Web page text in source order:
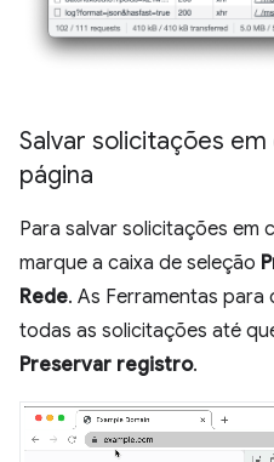
Salvar solicitações
página
Para salvar solicitações em
marque a caixa de seleção
Rede. As Ferramentas para
todas as solicitações até
Preservar registro.